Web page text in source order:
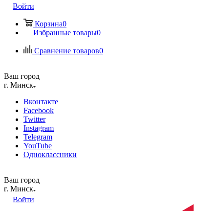
Войти
Корзина0
Избранные товары0
Сравнение товаров0
Ваш город
г. Минск
Вконтакте
Facebook
Twitter
Instagram
Telegram
YouTube
Одноклассники
Ваш город
г. Минск
Войти